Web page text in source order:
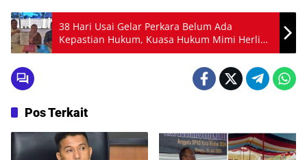
38 Hari Usai Gelar Perkara Belum Ada
Kepastian Hukum, Kuasa Hukum Mimi Herlina
Minta Polda Sumut Segera Terbitkan SP2Lid,
Nilai Laporan Tjiong Budi Priyanto Tumpang
Pos Terkait